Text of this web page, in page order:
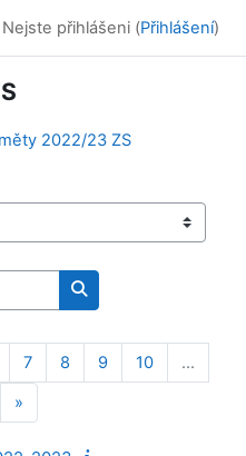
Nejste přihlášeni (Přihlášení)
2022/23 ZS
Vyhledat kurzy
5 6
7Stránka 7
8 Stránka 8
9Stránka 9
10Stránka 10
…
12
»